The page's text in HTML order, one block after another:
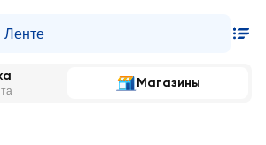
Магазины